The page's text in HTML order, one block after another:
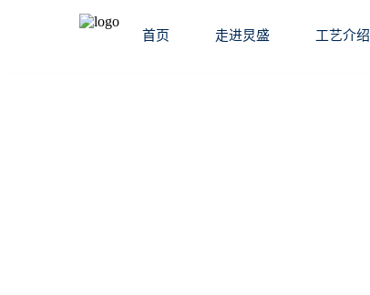
首页 走进炅盛 工艺介绍